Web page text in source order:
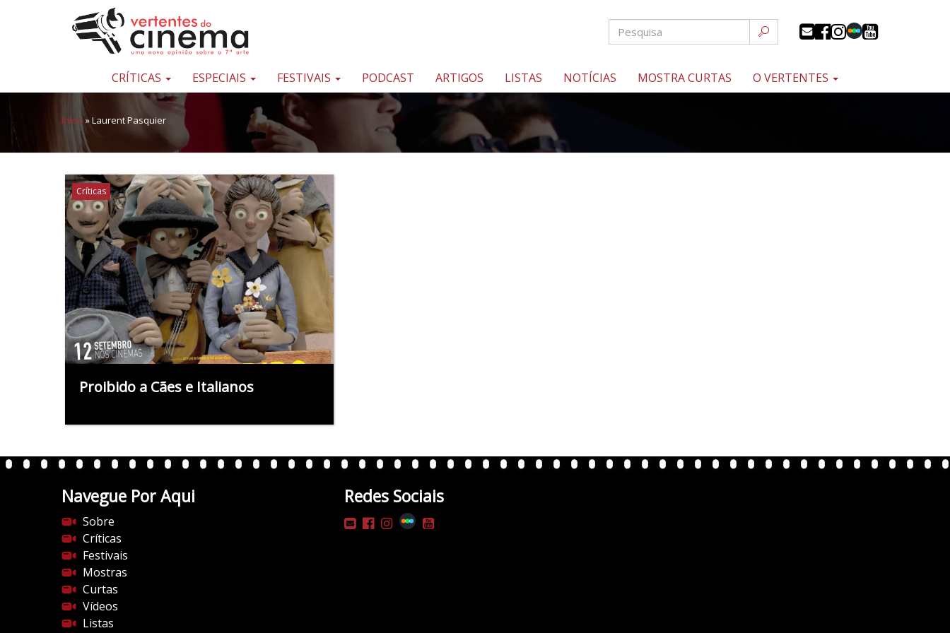
Pular para o conteúdo
Uma
sobre
sétima
arte
CRÍTICAS ESPECIAIS FESTIVAIS PODCAST ARTIGOS LISTAS NOTÍCIAS MOSTRA CURTAS O VERTENTES
Início »Laurent Pasquier
Críticas
Proibido a Cães e Italianos
Navegue Por Aqui
Sobre
Críticas
Festivais
Mostras
Curtas
Vídeos
Listas
Redes Sociais